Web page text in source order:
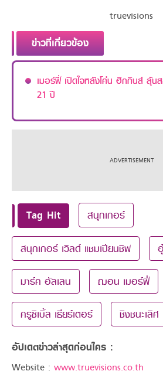
truevisions
ข่าวที่เกี่ยวข้อง
เมอร์ฟี่ เปิดใจหลังโค่น ฮิกกินส์ ลุ้น
21 ปี
Tag Hit สนุกเกอร์
สนุกเกอร์ เวิลด์ แชมเปียนชิพ
มาร์ค อัลเลน ฌอน เมอร์ฟี่
ครูซิเบิ้ล เธียร์เตอร์ ชิงชนะเลิศ
อัปเดตข่าวล่าสุดก่อนใคร :
Website : www.truevisions.co.th